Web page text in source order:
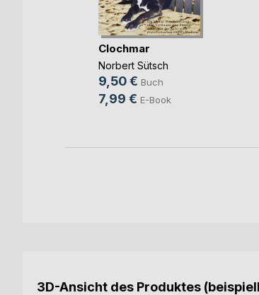
Clochmar
Norbert Sütsch
9,50 € Buch
7,99 € E-Book
3D-Ansicht des Produktes